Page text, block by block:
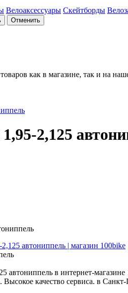
Велоаксессуары Скейтборды
Отменить
как в магазине, так и на
2,125
в интернет-
Высокое качество сервиса. в